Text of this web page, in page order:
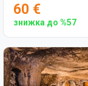
60 €
знижка до %57